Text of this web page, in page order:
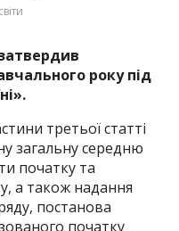
року під
третьої статті
загальну середню
початку та
а також надання
постанова
початку